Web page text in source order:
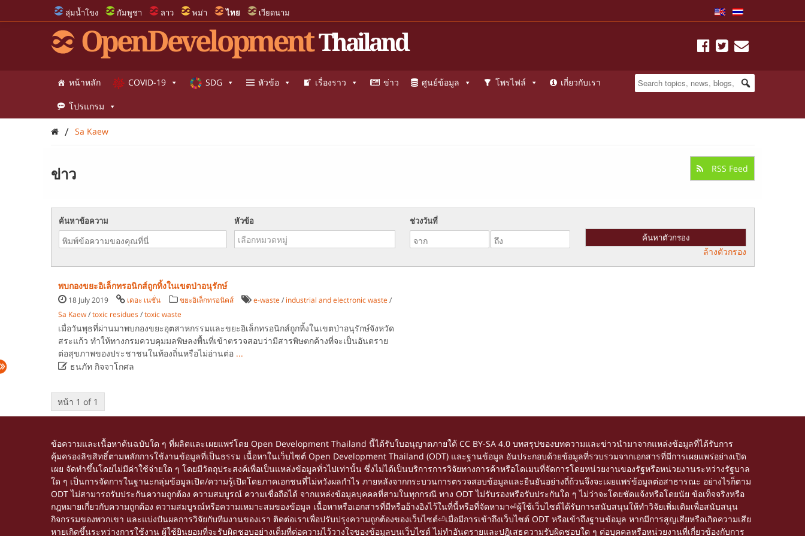
ลุ่มน้ำโขง กัมพูชา ลาว พม่า ไทย เวียดนาม
OpenDevelopment Thailand
หน้าหลัก COVID-19 SDG หัวข้อ เรื่องราว ข่าว ศูนย์ข้อมูล โพรไฟล์ เกี่ยวกับเรา
โปรแกรม
/ Sa Kaew
ข่าว RSS Feed
ค้นหาข้อความ หัวข้อ ช่วงวันที่
ล้างตัวกรอง
พบกองขยะอิเล็กทรอนิกส์ถูกทิ้งในเขตป่าอนุรักษ์
18 July 2019 เดอะ เนชั่น ขยะอิเล็กทรอนิคส์ e-waste / industrial and electronic waste /
Sa Kaew/toxic residues/toxic waste
เมื่อวันพุธที่ผ่านมาพบกองขยะอุตสาหกรรมและขยะอิเล็กทรอนิกส์ถูกทิ้งในเขตป่าอนุรักษ์จังหวัด
สระแก้ว ทำให้ทางกรมควบคุมมลพิษลงพื้นที่เข้าตรวจสอบว่ามีสารพิษตกค้างที่จะเป็นอันตราย
ต่อสุขภาพของประชาชนในท้องถิ่นหรือไม่อ่านต่อ ...
ธนภัท กิจจาโกศล
หน้า 1 of 1
ข้อความและเนื้อหาต้นฉบับใด ๆ ที่ผลิตและเผยแพร่โดย Open Development Thailand นี้ได้รับใบอนุญาตภายใต้ CC BY-SA 4.0บทสรุปของบทความและข่าวนำมาจากแหล่งข้อมูลที่ได้รับการ
คุ้มครองลิขสิทธิ์ตามหลักการใช้งานข้อมูลที่เป็นธรรม เนื้อหาในเว็บไซต์ Open Development Thailand (ODT) และฐานข้อมูล อันประกอบด้วยข้อมูลที่รวบรวมจากเอกสารที่มีการเผยแพร่อย่างเปิด
เผย จัดทำขึ้นโดยไม่มีค่าใช้จ่ายใด ๆ โดยมีวัตถุประสงค์เพื่อเป็นแหล่งข้อมูลทั่วไปเท่านั้น ซึ่งไม่ได้เป็นบริการการวิจัยทางการค้าหรือโดเมนที่จัดการโดยหน่วยงานของรัฐหรือหน่วยงานระหว่างรัฐบาล
ใด ๆ เป็นการจัดการในฐานะกลุ่มข้อมูลเปิด/ความรู้เปิดโดยภาคเอกชนที่ไม่หวังผลกำไร ภายหลังจากกระบวนการตรวจสอบข้อมูลและยืนยันอย่างถี่ถ้วนจึงจะเผยแพร่ข้อมูลต่อสาธารณะ อย่างไรก็ตาม
ODT ไม่สามารถรับประกันความถูกต้อง ความสมบูรณ์ ความเชื่อถือได้ จากแหล่งข้อมูลบุคคลที่สามในทุกกรณี ทาง ODT ไม่รับรองหรือรับประกันใด ๆ ไม่ว่าจะโดยชัดแจ้งหรือโดยนัย ข้อเท็จจริงหรือ
กฎหมายเกี่ยวกับความถูกต้อง ความสมบูรณ์หรือความเหมาะสมของข้อมูล เนื้อหาหรือเอกสารที่มีหรืออ้างอิงไว้ในที่นี้หรือที่จัดหามา⏎ผู้ใช้เว็บไซต์ได้รับการสนับสนุนให้ทำวิจัยเพิ่มเติมเพื่อสนับสนุน
กิจกรรมของพวกเขา และแบ่งปันผลการวิจัยกับทีมงานของเรา ติดต่อเราเพื่อปรับปรุงความถูกต้องของเว็บไซต์⏎เมื่อมีการเข้าถึงเว็บไซต์ ODT หรือเข้าถึงฐานข้อมูล หากมีการสูญเสียหรือเกิดความเสีย
หายเกิดขึ้นระหว่างการใช้งาน ผู้ใช้ยินยอมที่จะรับผิดชอบอย่างเต็มที่ต่อความไว้วางใจของข้อมูลบนเว็บไซต์ ไม่ทำอันตรายและปฏิเสธความรับผิดชอบใด ๆ ต่อบุคคลหรือหน่วยงานที่เกี่ยวข้องกับการ